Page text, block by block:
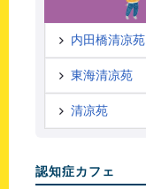
内田橋清凉苑
東海清凉苑
清凉苑
認知症カフェ